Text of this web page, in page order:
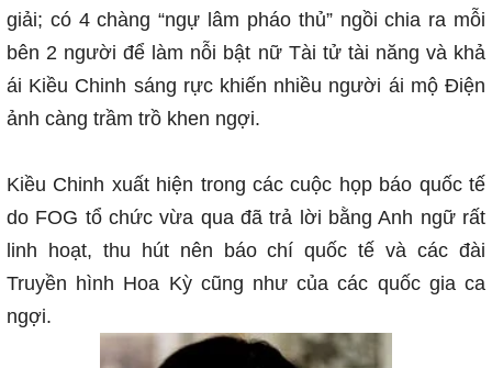
giải; có 4 chàng “ngự lâm pháo thủ” ngồi chia ra mỗi
bên 2 người để làm nỗi bật nữ Tài tử tài năng và khả
ái Kiều Chinh sáng rực khiến nhiều người ái mộ Điện
ảnh càng trầm trồ khen ngợi.
Kiều Chinh xuất hiện trong các cuộc họp báo quốc tế
do FOG tổ chức vừa qua đã trả lời bằng Anh ngữ rất
linh hoạt, thu hút nên báo chí quốc tế và các đài
Truyền hình Hoa Kỳ cũng như của các quốc gia ca
ngợi.